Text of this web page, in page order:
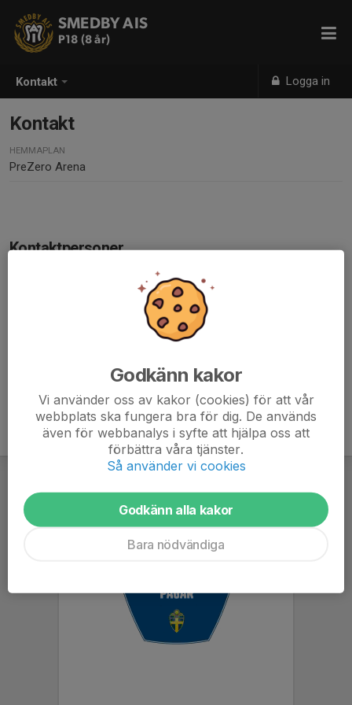
Kontakt Logga in
SMEDBY AIS
P18 (8 år)
Kontakt
HEMMAPLAN
PreZero Arena
Kontaktpersoner
Jesper Bäckmark Filipsson
Kontakt- / Huvudledare
jesper.backmark@gmail.com
Godkänn kakor
Vi använder oss av kakor (cookies) för att vår
webbplats ska fungera bra för dig. De används
även för webbanalys i syfte att hjälpa oss att
förbättra våra tjänster.
Så använder vi cookies
Godkänn alla kakor
Bara nödvändiga